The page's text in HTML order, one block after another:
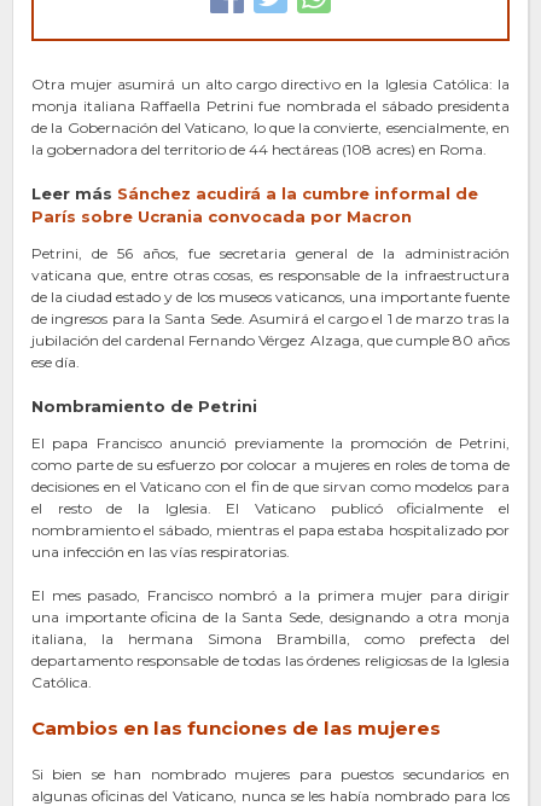
Otra mujer asumirá un alto cargo directivo en la Iglesia Católica: la
monja italiana Raffaella Petrini fue nombrada el sábado presidenta
de la Gobernación del Vaticano, lo que la convierte, esencialmente, en
la gobernadora del territorio de 44 hectáreas (108 acres) en Roma.
Leer más Sánchez acudirá a la cumbre informal de
París sobre Ucrania convocada por Macron
Petrini, de 56 años, fue secretaria general de la administración
vaticana que, entre otras cosas, es responsable de la infraestructura
de la ciudad estado y de los museos vaticanos, una importante fuente
de ingresos para la Santa Sede. Asumirá el cargo el 1 de marzo tras la
jubilación del cardenal Fernando Vérgez Alzaga, que cumple 80 años
ese día.
Nombramiento de Petrini
El papa Francisco anunció previamente la promoción de Petrini,
como parte de su esfuerzo por colocar a mujeres en roles de toma de
decisiones en el Vaticano con el fin de que sirvan como modelos para
el resto de la Iglesia. El Vaticano publicó oficialmente el
nombramiento el sábado, mientras el papa estaba hospitalizado por
una infección en las vías respiratorias.
El mes pasado, Francisco nombró a la primera mujer para dirigir
una importante oficina de la Santa Sede, designando a otra monja
italiana, la hermana Simona Brambilla, como prefecta del
departamento responsable de todas las órdenes religiosas de la Iglesia
Católica.
Cambios en las funciones de las mujeres
Si bien se han nombrado mujeres para puestos secundarios en
algunas oficinas del Vaticano, nunca se les había nombrado para los